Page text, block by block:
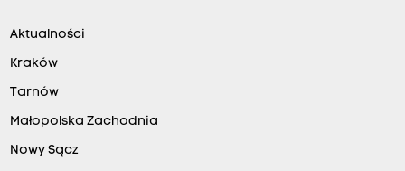
Aktualności
Kraków
Tarnów
Małopolska Zachodnia
Nowy Sącz